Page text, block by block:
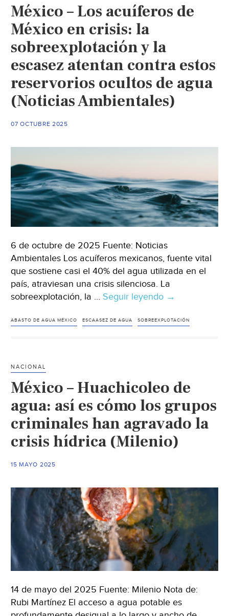
México – Los acuíferos de
México en crisis: la
sobreexplotación y la
escasez atentan contra estos
reservorios ocultos de agua
(Noticias Ambientales)
07 OCTUBRE 2025
6 de octubre de 2025 Fuente: Noticias
Ambientales Los acuíferos mexicanos, fuente vital
que sostiene casi el 40% del agua utilizada en el
país, atraviesan una crisis silenciosa. La
sobreexplotación, la … Seguir leyendo México
Los
crisis:
y
la
escasez
estos
reservorios
ocultos
de
agua
(Noticias
Ambientales)
→
ABASTO DE AGUA MÉXICO ESCAASEZ DE AGUA SOBREEXPLOTACIÓN
NACIONAL
México – Huachicoleo de
agua: así es cómo los grupos
criminales han agravado la
crisis hídrica (Milenio)
15 MAYO 2025
14 de mayo del 2025 Fuente: Milenio Nota de:
Rubi Martínez El acceso a agua potable es